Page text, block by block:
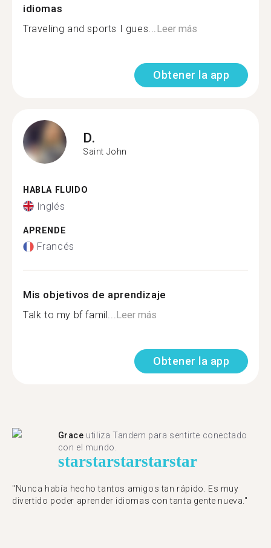
idiomas
Traveling and sports I gues...Leer más
Obtener la app
D.
Saint John
HABLA FLUIDO
Inglés
APRENDE
Francés
Mis objetivos de aprendizaje
Talk to my bf famil...Leer más
Obtener la app
Grace utiliza Tandem para sentirte conectado
con el mundo.
starstarstarstarstar
"Nunca había hecho tantos amigos tan rápido. Es muy
divertido poder aprender idiomas con tanta gente nueva."